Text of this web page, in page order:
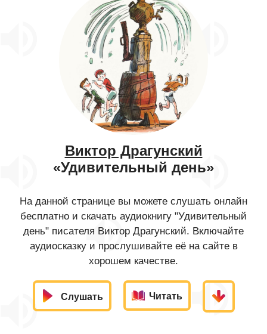
Виктор Драгунский
«Удивительный день»
На данной странице вы можете слушать онлайн
бесплатно и скачать аудиокнигу "Удивительный
день" писателя Виктор Драгунский. Включайте
аудиосказку и прослушивайте её на сайте в
хорошем качестве.
Слушать Читать